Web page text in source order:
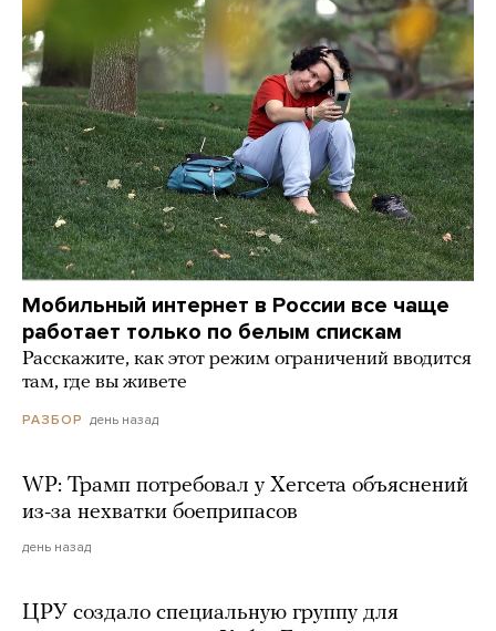
Мобильный интернет в России все чаще
работает только по белым спискам
Расскажите, как этот режим ограничений вводится
там, где вы живете
РАЗБОР день назад
WP: Трамп потребовал у Хегсета объяснений
из-за нехватки боеприпасов
день назад
ЦРУ создало специальную группу для